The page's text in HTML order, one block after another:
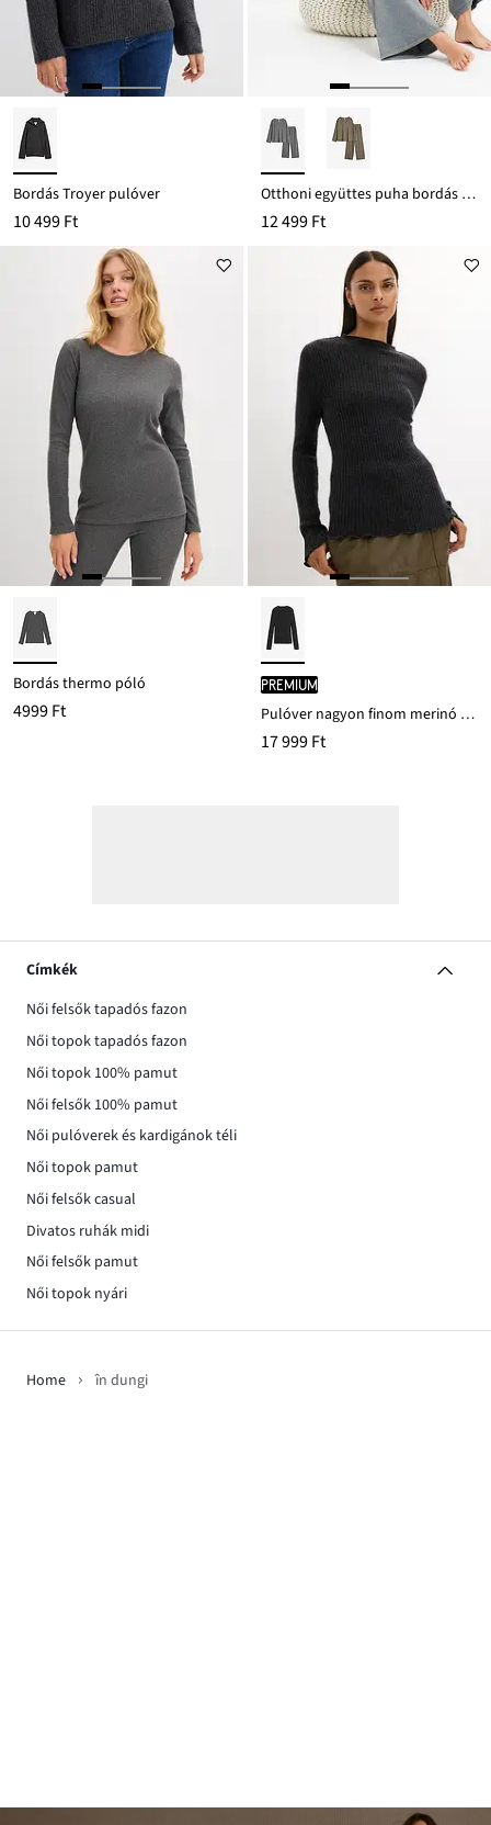
Bordás Troyer pulóver
10 499 Ft
Otthoni együttes puha bordás anyagból
12 499 Ft
Bordás thermo póló
4999 Ft
PREMIUM
Pulóver nagyon finom merinó gyapjúból
17 999 Ft
Címkék
Női felsők tapadós fazon
Női topok tapadós fazon
Női topok 100% pamut
Női felsők 100% pamut
Női pulóverek és kardigánok téli
Női topok pamut
Női felsők casual
Divatos ruhák midi
Női felsők pamut
Női topok nyári
Home în dungi